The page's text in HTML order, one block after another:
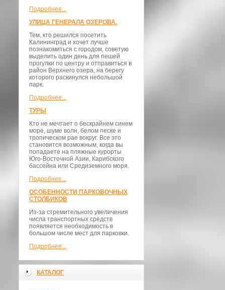
Подробнее...
УЛИЦА ГЕНЕРАЛА ОЗЕРОВА.
Тем, кто решился посетить
Калининград и хочет лучше
познакомиться с городом, советую
выделить один день для пешей
прогулки по центру и отправиться в
район Верхнего озера, на берегу
которого раскинулся небольшой
парк.
Подробнее...
ТУРЫ
Кто не мечтает о бескрайнем синем
море, шуме волн, белом песке и
тропическом рае вокруг. Все это
становится возможным, когда вы
попадаете на пляжные курорты
Юго-Восточной Азии, Карибского
бассейна или Средиземного моря.
Подробнее...
ОСОБЕННОСТИ ПАРКОВОЧНЫХ
СТОЛБИКОВ
Из-за стремительного увеличения
числа транспортных средств
появляется необходимость в
большом числе мест для парковки.
Подробнее...
КАТАЛОГ